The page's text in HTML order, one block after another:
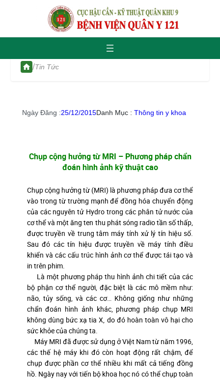
/Tin Tức
Ngày Đăng :25/12/2015Danh Mục : Thông tin y khoa
Chụp cộng hưởng từ MRI – Phương pháp chẩn
đoán hình ảnh kỹ thuật cao
Chụp cộng hưởng từ (MRI) là phương pháp đưa cơ thể
vào trong từ trường mạnh để đồng hóa chuyển động
của các nguyên tử Hydro trong các phân tử nước của
cơ thể và một ăng ten thu phát sóng radio tần số thấp,
được truyền về trung tâm máy tính xử lý tín hiệu số.
Sau đó các tín hiệu được truyền về máy tính điều
khiển và các cấu trúc hình ảnh cơ thể được tái tạo và
in trên phim.
Là một phương pháp thu hình ảnh chi tiết của các
bộ phận cơ thể người, đặc biệt là các mô mềm như:
não, tủy sống, và các cơ… Không giống như những
chẩn đoán hình ảnh khác, phương pháp chụp MRI
không dùng bức xạ tia X, do đó hoàn toàn vô hại cho
sức khỏe của chúng ta.
Máy MRI đã được sử dụng ở Việt Nam từ năm 1996,
các thế hệ máy khi đó còn hoạt động rất chậm, để
chụp được phần cơ thể nhiều khi mất cả tiếng đồng
hồ. Ngày nay với tiến bộ khoa học nó có thể chụp toàn